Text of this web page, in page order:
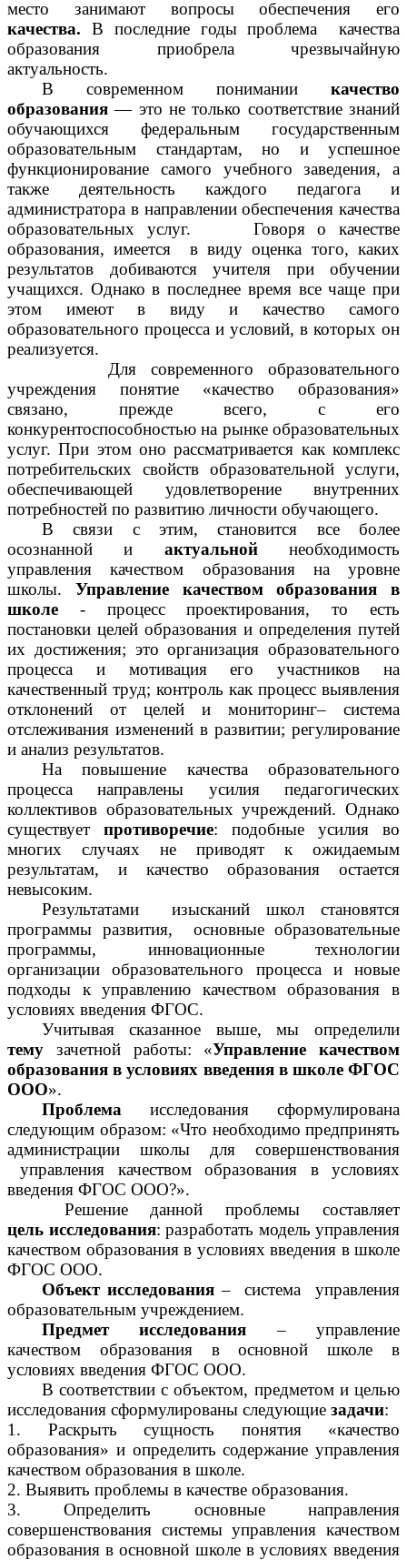
место занимают вопросы обеспечения его
качества. В последние годы проблема качества
образования приобрела чрезвычайную
актуальность.
В современном понимании качество
образования — это не только соответствие знаний
обучающихся федеральным государственным
образовательным стандартам, но и успешное
функционирование самого учебного заведения, а
также деятельность каждого педагога и
администратора в направлении обеспечения качества
образовательных услуг. Говоря о качестве
образования, имеется в виду оценка того, каких
результатов добиваются учителя при обучении
учащихся. Однако в последнее время все чаще при
этом имеют в виду и качество самого
образовательного процесса и условий, в которых он
реализуется.
Для современного образовательного
учреждения понятие «качество образования»
связано, прежде всего, с его
конкурентоспособностью на рынке образовательных
услуг. При этом оно рассматривается как комплекс
потребительских свойств образовательной услуги,
обеспечивающей удовлетворение внутренних
потребностей по развитию личности обучающего.
В связи с этим, становится все более
осознанной и актуальнойнеобходимость
управления качеством образования на уровне
школы. Управление качеством образования в
школе - процесс проектирования, то есть
постановки целей образования и определения путей
их достижения; это организация образовательного
процесса и мотивация его участников на
качественный труд; контроль как процесс выявления
отклонений от целей и мониторинг– система
отслеживания изменений в развитии; регулирование
и анализ результатов.
На повышение качества образовательного
процесса направлены усилия педагогических
коллективов образовательных учреждений. Однако
существует противоречие: подобные усилия во
многих случаях не приводят к ожидаемым
результатам, и качество образования остается
невысоким.
Результатами изысканий школ становятся
программы развития, основные образовательные
программы, инновационные технологии
организации образовательного процесса и новые
подходы к управлению качеством образования в
условиях введения ФГОС.
Учитывая сказанное выше, мы определили
тему зачетной работы: «Управление качеством
образования в условиях введения в школе ФГОС
ООО».
Проблема исследования сформулирована
следующим образом: «Что необходимо предпринять
администрации школы для совершенствования
управления качеством образования в условиях
введения ФГОС ООО?».
Решение данной проблемы составляет
цель исследования: разработать модель управления
качеством образования в условиях введения в школе
ФГОС ООО.
Объект исследования– система управления
образовательным учреждением.
Предмет исследования – управление
качеством образования в основной школе в
условиях введения ФГОС ООО.
В соответствии с объектом, предметом и целью
исследования сформулированы следующие задачи:
Раскрыть сущность понятия «качество
образования» и определить содержание управления
качеством образования в школе.
Выявить проблемы в качестве образования.
Определить основные направления
совершенствования системы управления качеством
образования в основной школе в условиях введения